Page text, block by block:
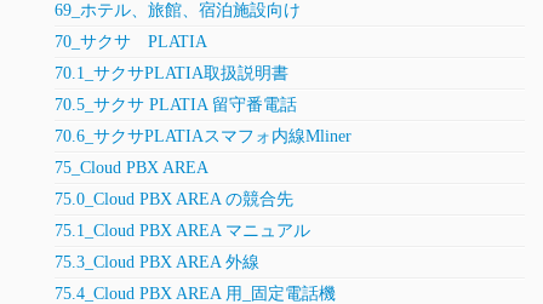
69_ホテル、旅館、宿泊施設向け
70_サクサ PLATIA
70.1_サクサPLATIA取扱説明書
70.5_サクサ PLATIA 留守番電話
70.6_サクサPLATIAスマフォ内線Mliner
75_Cloud PBX AREA
75.0_Cloud PBX AREA の競合先
75.1_Cloud PBX AREA マニュアル
75.3_Cloud PBX AREA 外線
75.4_Cloud PBX AREA 用_固定電話機